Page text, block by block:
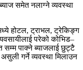
समेत नलाग्ने व्यवस्था
होटल, ट्राभल, ट्रेकिङ्ग
परेको कोभिड–
पाक्ने ब्याजलाई छुट्टै
असुली गर्ने व्यवस्था मिलाउन